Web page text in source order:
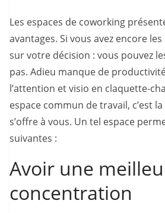
Les espaces de coworking
avantages. Si vous avez encore
sur votre décision : vous pouvez
pas. Adieu manque de
l’attention et visio en claquette-
espace commun de travail, c’est
s’offre à vous. Un tel espace
suivantes :
Avoir une
concentration